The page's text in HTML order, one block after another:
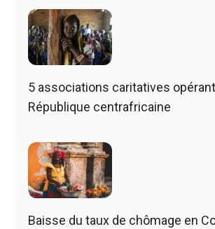
5 associations caritatives
République centrafricaine
Baisse du taux de chômage en